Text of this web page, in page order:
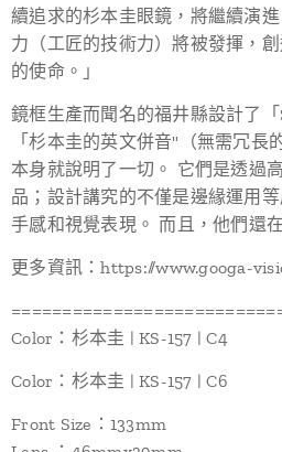
續追求的杉本圭眼鏡，將繼續演
力（工匠的技術力）將被發揮，
的使命。」
鏡框生產而聞名的福井縣設計了「
「杉本圭的英文併音"（無需冗長
本身就說明了一切。 它們是透過
品；設計講究的不僅是邊緣運用
手感和視覺表現。 而且，他們還
更多資訊：https://www.googa-
Color：杉本圭 | KS-157 | C4
Color：杉本圭 | KS-157 | C6
Front Size：133mm